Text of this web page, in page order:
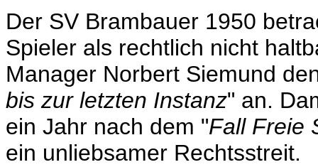
Der SV Brambauer 1950
Spieler als rechtlich nicht
Manager Norbert Siemund
bis zur letzten Instanz" an.
ein Jahr nach dem "Fall Freie
ein unliebsamer Rechtsstreit.